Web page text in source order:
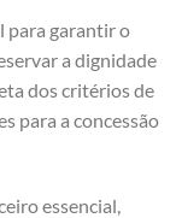
para garantir o
a dignidade
dos critérios de
para a concessão
essencial,